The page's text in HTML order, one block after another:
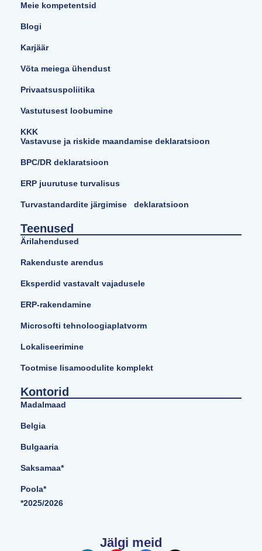
Meie kompetentsid
Blogi
Karjäär
Võta meiega ühendust
Privaatsuspoliitika
Vastutusest loobumine
KKK
Vastavuse ja riskide maandamise deklaratsioon
BPC/DR deklaratsioon
ERP juurutuse turvalisus
Turvastandardite järgimise deklaratsioon
Teenused
Ärilahendused
Rakenduste arendus
Eksperdid vastavalt vajadusele
ERP-rakendamine
Microsofti tehnoloogiaplatvorm
Lokaliseerimine
Tootmise lisamoodulite komplekt
Kontorid
Madalmaad
Belgia
Bulgaaria
Saksamaa*
Poola*
*2025/2026
Jälgi meid